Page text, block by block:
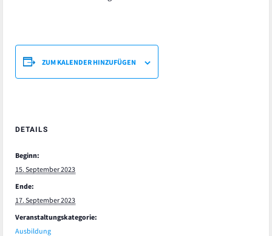
ZUM KALENDER HINZUFÜGEN
DETAILS
Beginn:
15. September 2023
Ende:
17. September 2023
Veranstaltungskategorie:
Ausbildung